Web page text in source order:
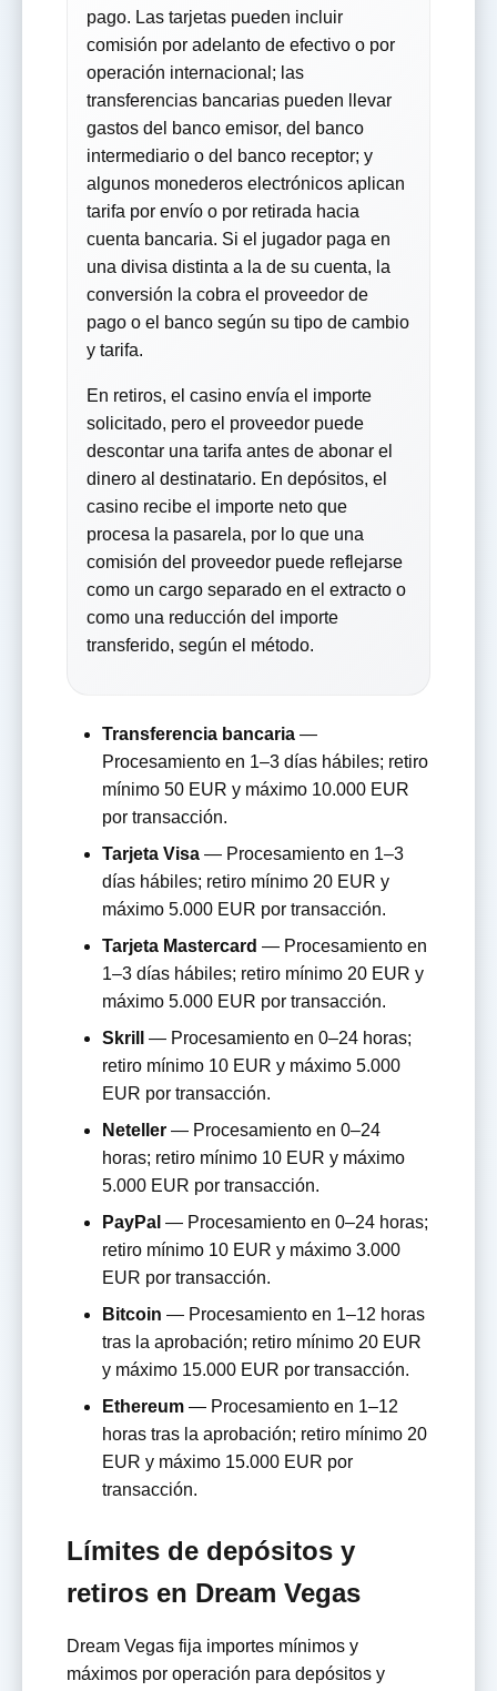
pago. Las tarjetas pueden incluir
comisión por adelanto de efectivo o por
operación internacional; las
transferencias bancarias pueden llevar
gastos del banco emisor, del banco
intermediario o del banco receptor; y
algunos monederos electrónicos aplican
tarifa por envío o por retirada hacia
cuenta bancaria. Si el jugador paga en
una divisa distinta a la de su cuenta, la
conversión la cobra el proveedor de
pago o el banco según su tipo de cambio
y tarifa.
En retiros, el casino envía el importe
solicitado, pero el proveedor puede
descontar una tarifa antes de abonar el
dinero al destinatario. En depósitos, el
casino recibe el importe neto que
procesa la pasarela, por lo que una
comisión del proveedor puede reflejarse
como un cargo separado en el extracto o
como una reducción del importe
transferido, según el método.
Transferencia bancaria —
Procesamiento en 1–3 días hábiles; retiro
mínimo 50 EUR y máximo 10.000 EUR
por transacción.
Tarjeta Visa — Procesamiento en 1–3
días hábiles; retiro mínimo 20 EUR y
máximo 5.000 EUR por transacción.
Tarjeta Mastercard — Procesamiento en
1–3 días hábiles; retiro mínimo 20 EUR y
máximo 5.000 EUR por transacción.
Skrill
— Procesamiento en 0–24 horas;
retiro mínimo 10 EUR y máximo 5.000
EUR por transacción.
Neteller — Procesamiento en 0–24
horas; retiro mínimo 10 EUR y máximo
5.000 EUR por transacción.
PayPal — Procesamiento en 0–24 horas;
retiro mínimo 10 EUR y máximo 3.000
EUR por transacción.
Bitcoin — Procesamiento en 1–12 horas
tras la aprobación; retiro mínimo 20 EUR
y máximo 15.000 EUR por transacción.
Ethereum — Procesamiento en 1–12
horas tras la aprobación; retiro mínimo 20
EUR y máximo 15.000 EUR por
transacción.
Límites de depósitos y
retiros en Dream Vegas
Dream Vegas fija importes mínimos y
máximos por operación para depósitos y